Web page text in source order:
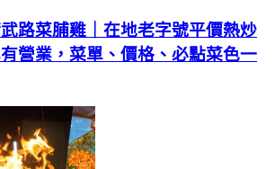
武路菜脯雞｜在地老字號平價熱炒
營業，菜單、價格、必點菜色一